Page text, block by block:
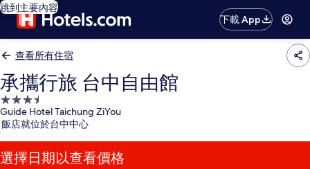
跳到主要內容
下載 App
查看所有住宿
承攜行旅 台中自由館
3.5
星
級
住
宿
Guide Hotel Taichung ZiYou
飯店就位於台中中心
選擇日期以查看價格